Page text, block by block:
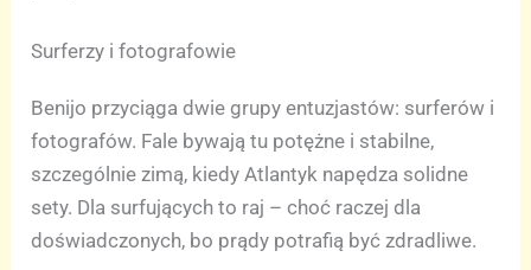
Surferzy i fotografowie
Benijo przyciąga dwie grupy entuzjastów: surferów i
fotografów. Fale bywają tu potężne i stabilne,
szczególnie zimą, kiedy Atlantyk napędza solidne
sety. Dla surfujących to raj – choć raczej dla
doświadczonych, bo prądy potrafią być zdradliwe.